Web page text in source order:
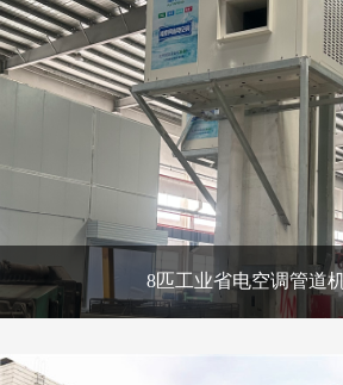
8匹工业省电空调管道